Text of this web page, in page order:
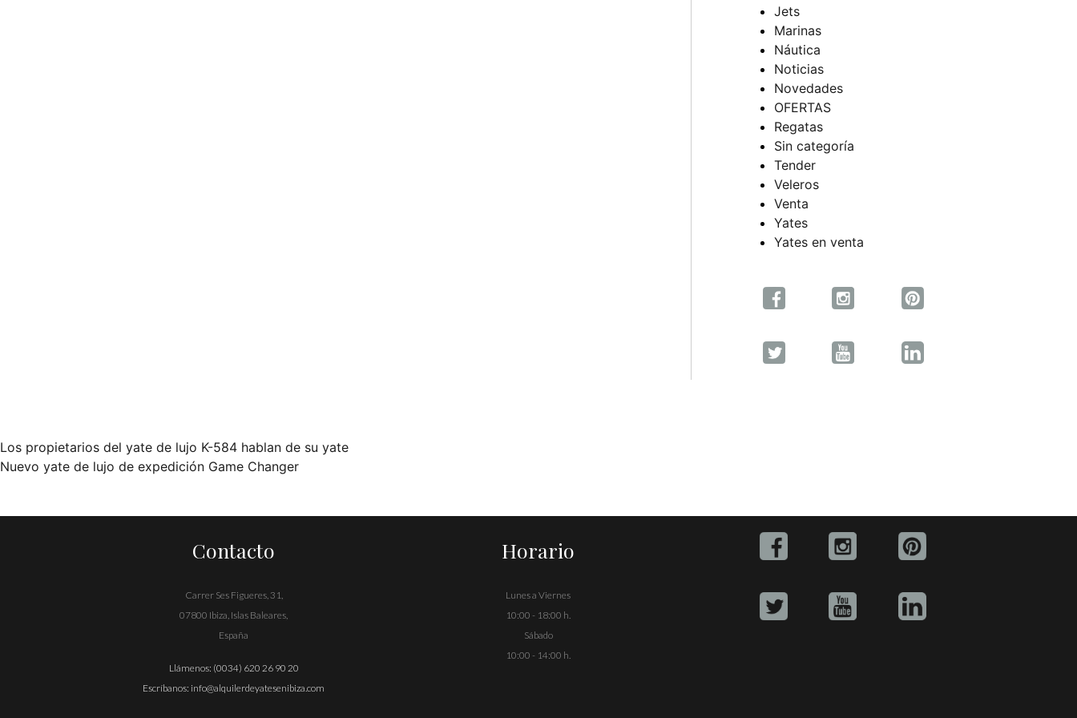
Jets
Marinas
Náutica
Noticias
Novedades
OFERTAS
Regatas
Sin categoría
Tender
Veleros
Venta
Yates
Yates en venta
Navegación
de
Los propietarios del yate de lujo K-584 hablan de su yate
Nuevo yate de lujo de expedición Game Changer
Contacto
Carrer Ses Figueres, 31,
07800 Ibiza, Islas Baleares,
España
Llámenos: (0034) 620 26 90 20
Escríbanos: info@alquilerdeyatesenibiza.com
Horario
Lunes a Viernes
10:00 - 18:00 h.
Sábado
10:00 - 14:00 h.